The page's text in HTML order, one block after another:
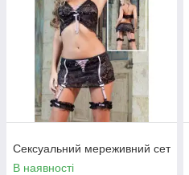
Сексуальний мереживний сет
В наявності